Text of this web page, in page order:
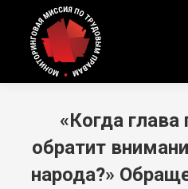
«Когда глава
обратит
народа?»